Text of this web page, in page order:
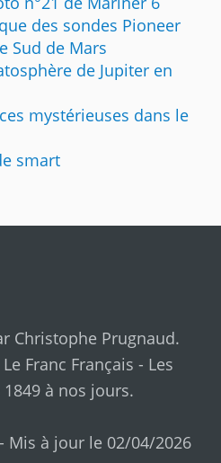
des sondes Pioneer
Sud de Mars
de Jupiter en
mystérieuses dans le
smart
Christophe Prugnaud.
Le Franc Français - Les
à nos jours.
Mis à jour le 02/04/2026